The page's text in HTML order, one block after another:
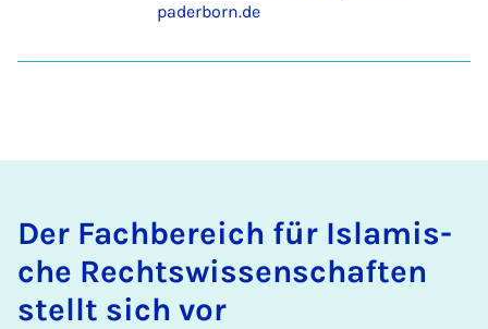
paderborn.de
Der Fachbereich für Is­lamis­
che Recht­swis­senschaften
stellt sich vor